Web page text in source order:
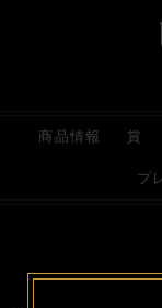
商品情報 賞
プ
お問い合